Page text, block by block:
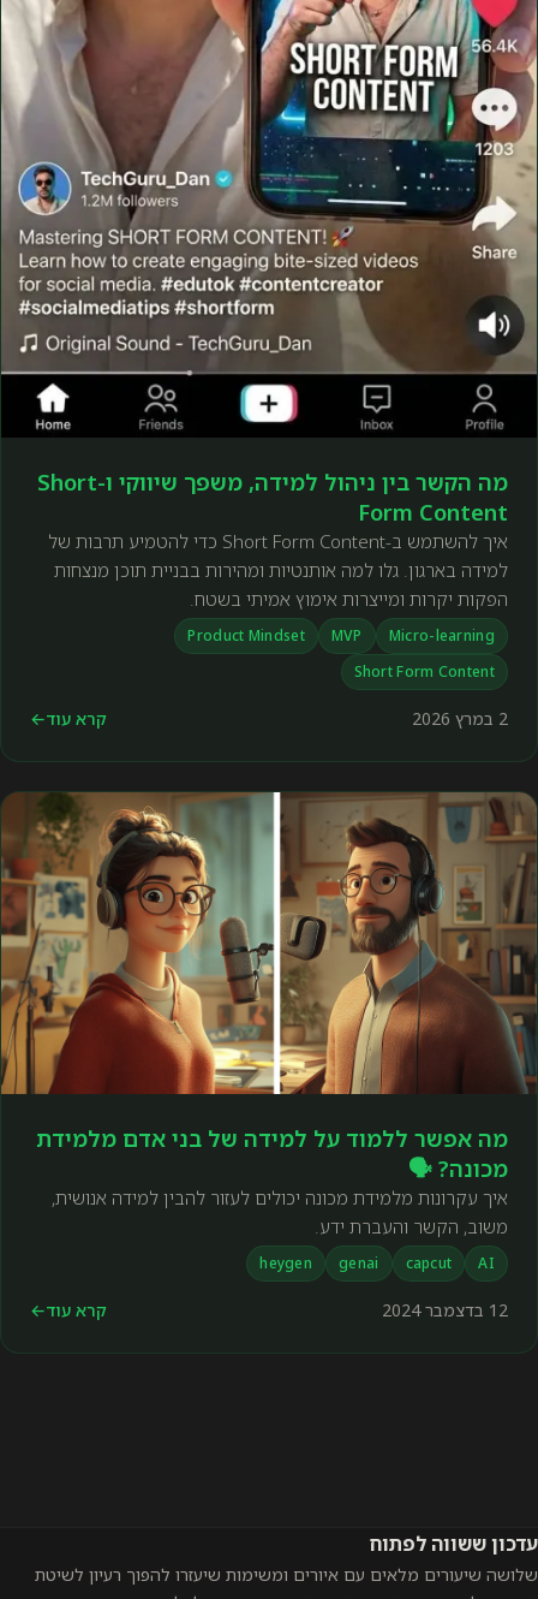
מה הקשר בין ניהול למידה, משפך שיווקי ו-Short
Form Content
‫איך להשתמש ב-Short Form Content כדי להטמיע תרבות של
למידה בארגון. גלו למה אותנטיות ומהירות בבניית תוכן מנצחות
הפקות יקרות ומייצרות אימוץ אמיתי בשטח.
Micro-learning
MVP
Product Mindset
Short Form Content
2 במרץ 2026 קרא עוד←
מה אפשר ללמוד על למידה של בני אדם מלמידת
מכונה? 🗣️
איך עקרונות מלמידת מכונה יכולים לעזור להבין למידה אנושית,
משוב, הקשר והעברת ידע.
AI
capcut
genai
heygen
12 בדצמבר 2024 קרא עוד←
עדכון ששווה לפתוח
שלושה שיעורים מלאים עם איורים ומשימות שיעזרו להפוך רעיון לשיטת